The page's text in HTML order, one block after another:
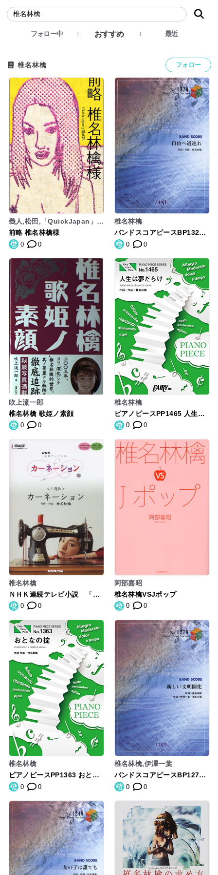
フォロー中 おすすめ 最近
椎名林檎 フォロー
義人,松田,「QuickJapan」編
集部
前略 椎名林檎様
0 0
椎名林檎
バンドスコアピースBP1320
自由へ道連れ / 椎名林檎 (Ban
d Piece Series)
0 0
吹上流一郎
椎名林檎 歌姫ノ素顔
0 0
椎名林檎
ピアノピースPP1465 人生は
夢だらけ / 椎名林檎 (ピアノ
ソロ・ピアノ&ヴォーカル)~
アルバム「逆輸入 ~航空局~」
収録曲 (PIANO PIECE SERIE
S)
0 0
椎名林檎
ＮＨＫ連続テレビ小説 「カ
ーネーション」 カーネーシ
ョン (ＮＨＫ出版オリジナル
楽譜シリーズ )
0 0
阿部嘉昭
椎名林檎VSJポップ
0 0
椎名林檎
ピアノピースPP1363 おとな
の掟 / Doughnuts Hole (ピ
アノソロ・ピアノ&ヴォーカ
ル) ~TBS系 火曜ドラマ「カ
ルテット」主題歌 (PIANO PI
ECE SERIES)
0 0
椎名林檎,伊澤一葉
バンドスコアピースBP1279
新しい文明開化 / 東京事変 (B
and piece series)
0 0